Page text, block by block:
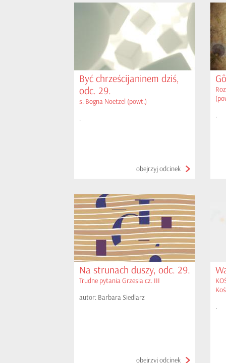
Być chrześcijaninem dziś,
odc. 29.
s. Bogna Noetzel (powt.)
.
obejrzyj odcinek
.
Na strunach duszy, odc. 29.
Trudne pytania Grzesia cz. III
autor: Barbara Siedlarz
obejrzyj odcinek
.